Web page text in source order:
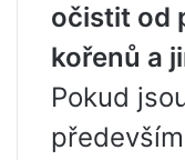
očistit od
kořenů a
Pokud